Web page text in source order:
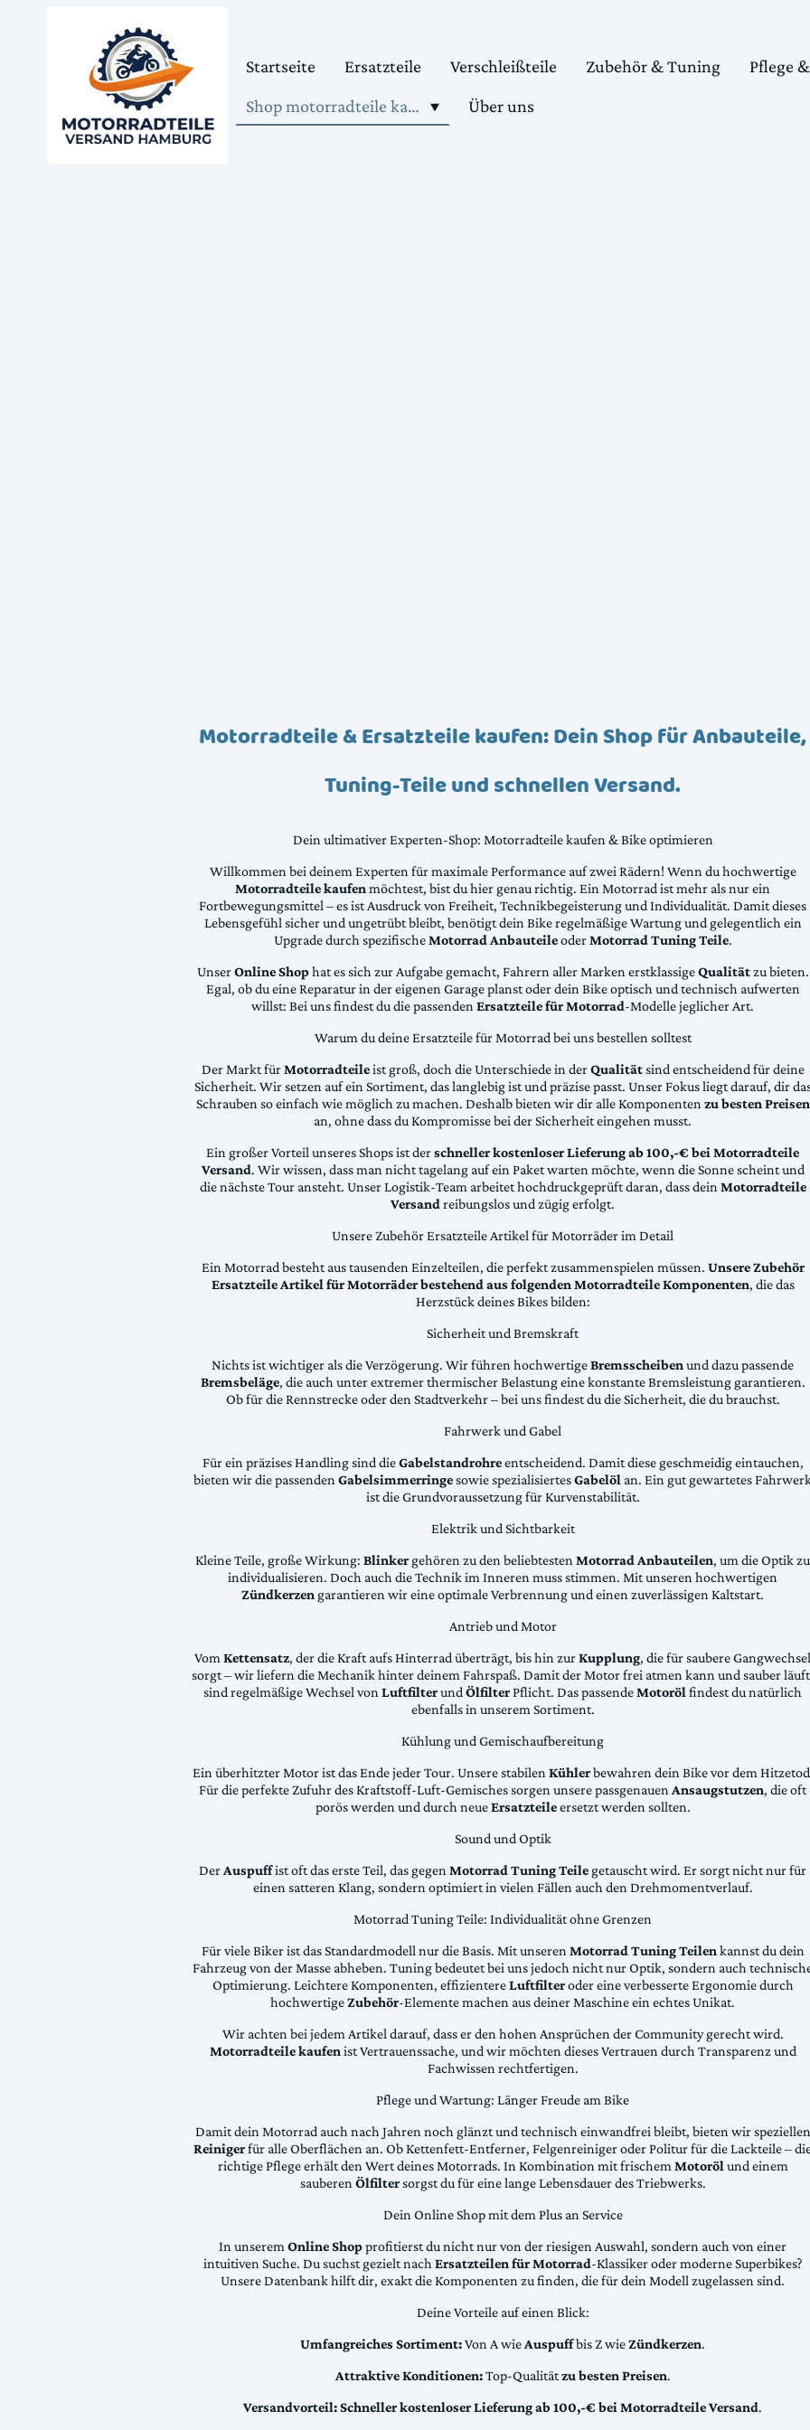
Startseite Ersatzteile Verschleißteile Zubehör & Tuning
Pflege
Shop motorradteile kaufen
Über uns
Motorradteile & Ersatzteile kaufen: Dein Shop für Anbauteile,
Tuning-Teile und schnellen Versand.
Dein ultimativer Experten-Shop: Motorradteile kaufen & Bike optimieren
Willkommen bei deinem Experten für maximale Performance auf zwei Rädern! Wenn du hochwertige
Motorradteile kaufenmöchtest, bist du hier genau richtig. Ein Motorrad ist mehr als nur ein
Fortbewegungsmittel – es ist Ausdruck von Freiheit, Technikbegeisterung und Individualität. Damit dieses
Lebensgefühl sicher und ungetrübt bleibt, benötigt dein Bike regelmäßige Wartung und gelegentlich ein
Upgrade durch spezifischeMotorrad AnbauteileoderMotorrad Tuning Teile.
UnserOnline Shophat es sich zur Aufgabe gemacht, Fahrern aller Marken erstklassigeQualitätzu bieten.
Egal, ob du eine Reparatur in der eigenen Garage planst oder dein Bike optisch und technisch aufwerten
willst: Bei uns findest du die passendenErsatzteile für Motorrad-Modelle jeglicher Art.
Warum du deine Ersatzteile für Motorrad bei uns bestellen solltest
Der Markt fürMotorradteileist groß, doch die Unterschiede in derQualitätsind entscheidend für deine
Sicherheit. Wir setzen auf ein Sortiment, das langlebig ist und präzise passt. Unser Fokus liegt darauf, dir
Schrauben so einfach wie möglich zu machen. Deshalb bieten wir dir alle Komponentenzu besten Preisen
an, ohne dass du Kompromisse bei der Sicherheit eingehen musst.
Ein großer Vorteil unseres Shops ist derschneller kostenloser Lieferung ab 100,-€ bei Motorradteile
Versand. Wir wissen, dass man nicht tagelang auf ein Paket warten möchte, wenn die Sonne scheint und
die nächste Tour ansteht. Unser Logistik-Team arbeitet hochdruckgeprüft daran, dass deinMotorradteile
Versandreibungslos und zügig erfolgt.
Unsere Zubehör Ersatzteile Artikel für Motorräder im Detail
Ein Motorrad besteht aus tausenden Einzelteilen, die perfekt zusammenspielen müssen. Unsere Zubehör
Ersatzteile Artikel für Motorräder bestehend aus folgenden Motorradteile Komponenten, die das
Herzstück deines Bikes bilden:
Sicherheit und Bremskraft
Nichts ist wichtiger als die Verzögerung. Wir führen hochwertigeBremsscheibenund dazu passende
Bremsbeläge, die auch unter extremer thermischer Belastung eine konstante Bremsleistung garantieren.
Ob für die Rennstrecke oder den Stadtverkehr – bei uns findest du die Sicherheit, die du brauchst.
Fahrwerk und Gabel
Für ein präzises Handling sind dieGabelstandrohreentscheidend. Damit diese geschmeidig eintauchen,
bieten wir die passendenGabelsimmerringesowie spezialisiertesGabelöl an. Ein gut gewartetes
ist die Grundvoraussetzung für Kurvenstabilität.
Elektrik und Sichtbarkeit
Kleine Teile, große Wirkung: Blinker gehören zu den beliebtestenMotorrad Anbauteilen, um die Optik zu
individualisieren. Doch auch die Technik im Inneren muss stimmen. Mit unseren hochwertigen
Zündkerzen garantieren wir eine optimale Verbrennung und einen zuverlässigen Kaltstart.
Antrieb und Motor
VomKettensatz, der die Kraft aufs Hinterrad überträgt, bis hin zurKupplung, die für saubere Gangwechsel
sorgt – wir liefern die Mechanik hinter deinem Fahrspaß. Damit der Motor frei atmen kann und sauber
sind regelmäßige Wechsel vonLuftfilterundÖlfilterPflicht. Das passendeMotorölfindest du natürlich
ebenfalls in unserem Sortiment.
Kühlung und Gemischaufbereitung
Ein überhitzter Motor ist das Ende jeder Tour. Unsere stabilenKühlerbewahren dein Bike vor dem
Für die perfekte Zufuhr des Kraftstoff-Luft-Gemisches sorgen unsere passgenauenAnsaugstutzen, die oft
porös werden und durch neueErsatzteileersetzt werden sollten.
Sound und Optik
DerAuspuffist oft das erste Teil, das gegenMotorrad Tuning Teile getauscht wird. Er sorgt nicht nur für
einen satteren Klang, sondern optimiert in vielen Fällen auch den Drehmomentverlauf.
Motorrad Tuning Teile: Individualität ohne Grenzen
Für viele Biker ist das Standardmodell nur die Basis. Mit unserenMotorrad Tuning Teilenkannst du dein
Fahrzeug von der Masse abheben. Tuning bedeutet bei uns jedoch nicht nur Optik, sondern auch
Optimierung. Leichtere Komponenten, effizientereLuftfilteroder eine verbesserte Ergonomie durch
hochwertigeZubehör-Elemente machen aus deiner Maschine ein echtes Unikat.
Wir achten bei jedem Artikel darauf, dass er den hohen Ansprüchen der Community gerecht wird.
Motorradteile kaufenist Vertrauenssache, und wir möchten dieses Vertrauen durch Transparenz und
Fachwissen rechtfertigen.
Pflege und Wartung: Länger Freude am Bike
Damit dein Motorrad auch nach Jahren noch glänzt und technisch einwandfrei bleibt, bieten wir speziellen
Reinigerfür alle Oberflächen an. Ob Kettenfett-Entferner, Felgenreiniger oder Politur für die Lackteile –
richtige Pflege erhält den Wert deines Motorrads. In Kombination mit frischemMotorölund einem
sauberenÖlfiltersorgst du für eine lange Lebensdauer des Triebwerks.
Dein Online Shop mit dem Plus an Service
In unseremOnline Shopprofitierst du nicht nur von der riesigen Auswahl, sondern auch von einer
intuitiven Suche. Du suchst gezielt nachErsatzteilen für Motorrad-Klassiker oder moderne Superbikes?
Unsere Datenbank hilft dir, exakt die Komponenten zu finden, die für dein Modell zugelassen sind.
Deine Vorteile auf einen Blick:
Umfangreiches Sortiment:Von A wieAuspuffbis Z wieZündkerzen.
Attraktive Konditionen:Top-Qualitätzu besten Preisen.
Versandvorteil:Schneller kostenloser Lieferung ab 100,-€ bei Motorradteile Versand.